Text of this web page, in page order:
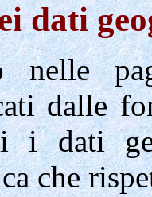
dati
nelle
dalle
i dati
che